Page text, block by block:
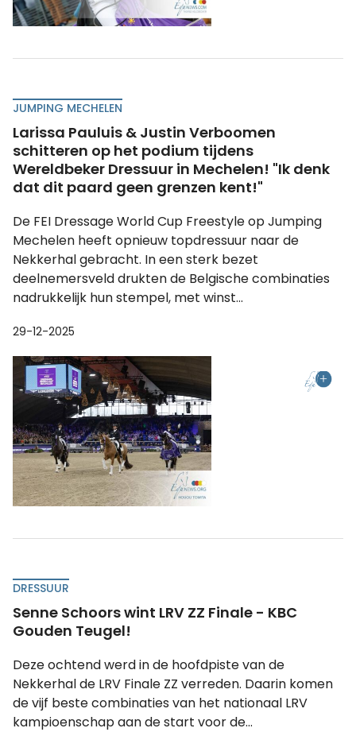
JUMPING MECHELEN
Larissa Pauluis & Justin Verboomen
schitteren op het podium tijdens
Wereldbeker Dressuur in Mechelen! "Ik denk
dat dit paard geen grenzen kent!"
De FEI Dressage World Cup Freestyle op Jumping
Mechelen heeft opnieuw topdressuur naar de
Nekkerhal gebracht. In een sterk bezet
deelnemersveld drukten de Belgische combinaties
nadrukkelijk hun stempel, met winst...
29-12-2025
DRESSUUR
Senne Schoors wint LRV ZZ Finale - KBC
Gouden Teugel!
Deze ochtend werd in de hoofdpiste van de
Nekkerhal de LRV Finale ZZ verreden. Daarin komen
de vijf beste combinaties van het nationaal LRV
kampioenschap aan de start voor de...